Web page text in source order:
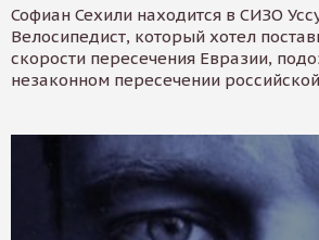
Софиан Сехили находится в СИЗО
Велосипедист, который хотел
скорости пересечения Евразии,
незаконном пересечении